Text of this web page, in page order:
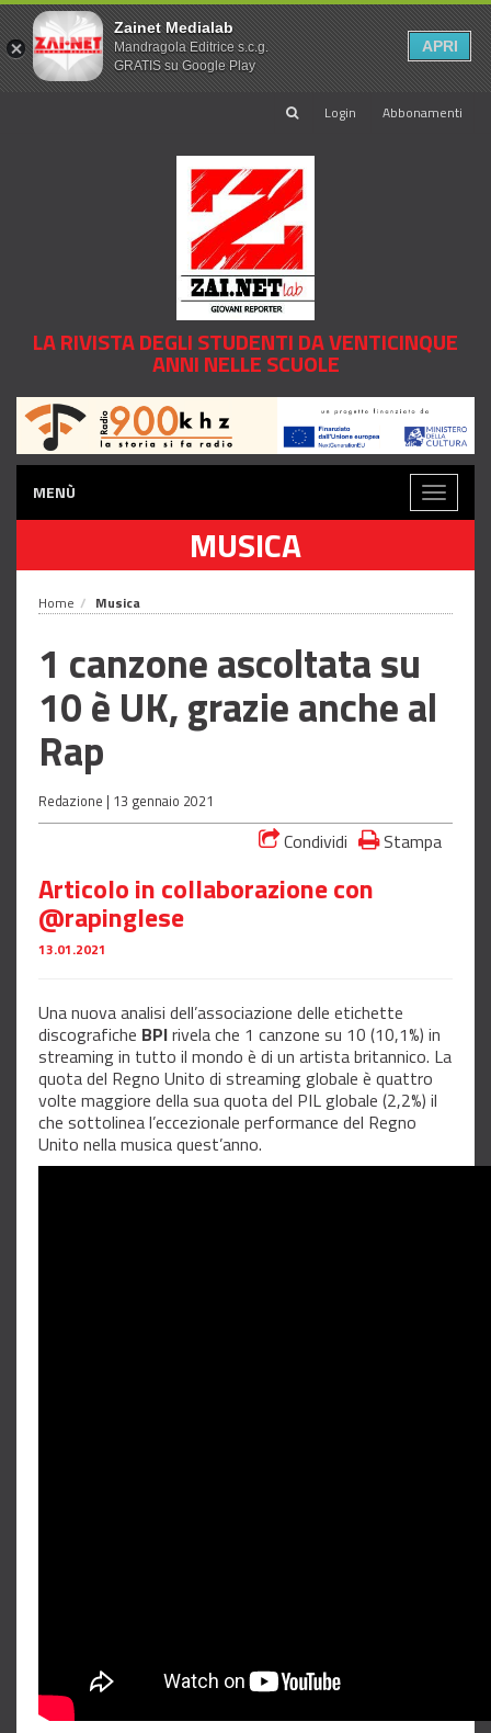
Login Abbonamenti
LA RIVISTA DEGLI STUDENTI DA VENTICINQUE
ANNI NELLE SCUOLE
MENÙ
Toggle
MUSICA
Home Musica
1 canzone ascoltata su
10 è UK, grazie anche al
Rap
Redazione | 13 gennaio 2021
Condividi Stampa
Articolo in collaborazione con
@rapinglese
13.01.2021
Una nuova analisi dell’associazione delle etichette
discografiche BPIrivela che 1 canzone su 10 (10,1%) in
streaming in tutto il mondo è di un artista britannico. La
quota del Regno Unito di streaming globale è quattro
volte maggiore della sua quota del PIL globale (2,2%) il
che sottolinea l’eccezionale performance del Regno
Unito nella musica quest’anno.
Zainet Medialab
Mandragola Editrice s.c.g.
GRATIS su Google Play
APRI